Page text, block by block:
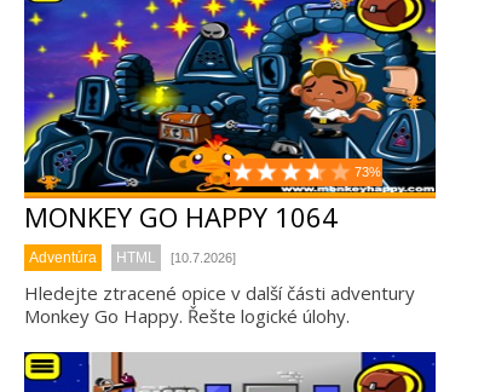
73%
MONKEY GO HAPPY 1064
Adventúra HTML [10.7.2026]
Hledejte ztracené opice v další části adventury
Monkey Go Happy. Řešte logické úlohy.